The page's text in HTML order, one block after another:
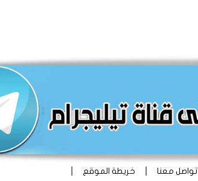
تواصل معنا خريطة الموقع